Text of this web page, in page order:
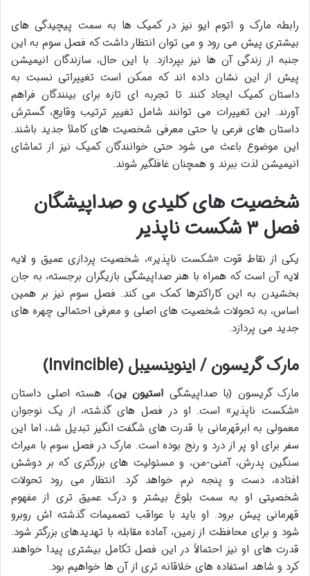
رابطه مارک و اتوم ایو نیز در کمیک ها به سمت پیچیدگی های
بیشتری پیش می رود و می توان انتظار داشت که فصل سوم به این
جنبه از زندگی آن ها نیز بپردازد. با این حال، سازندگان انیمیشن
پیش از این نشان داده اند که ممکن است تغییراتی نسبت به
داستان کمیک ایجاد کنند تا تجربه ای تازه برای بینندگان فراهم
آورند. این تغییرات می توانند شامل تغییر ترتیب وقایع، گسترش
داستان های فرعی یا حتی معرفی شخصیت های کاملاً جدید باشند.
این موضوع باعث می شود حتی خوانندگان کمیک نیز از تماشای
انیمیشن لذت ببرند و همچنان غافلگیر شوند.
شخصیت های کلیدی و صداپیشگان
فصل ۳ شکست ناپذیر
یکی از نقاط قوت «شکست ناپذیر»، شخصیت پردازی عمیق و لایه
لایه آن است که همراه با هنر صداپیشگی بازیگران برجسته، به جان
بخشیدن به این کاراکترها کمک می کند. فصل سوم نیز بر همین
اساس، به تحولات شخصیت های اصلی و معرفی احتمالی چهره های
جدید می پردازد.
مارک گریسون / اینوینسیبل (Invincible)
مارک گریسون (با صداپیشگی استیون ین)، هسته اصلی داستان
«شکست ناپذیر» است. او در فصل های گذشته، از یک نوجوان
معمولی به ابرقهرمانی با قدرت های شگفت انگیز تبدیل شد، اما این
سفر برای او پر از درد و رنج بوده است. مارک در فصل سوم با میراث
سنگین پدرش، آمنی-من، و مسئولیت های بزرگتری که بر دوشش
افتاده، دست و پنجه نرم خواهد کرد. انتظار می رود تحولات
شخصیتی او به سمت بلوغ بیشتر و درک عمیق تری از مفهوم
قهرمانی پیش برود. او باید با عواقب تصمیمات گذشته اش روبرو
شود و برای محافظت از زمین، آماده مقابله با تهدیدهای بزرگتر شود.
قدرت های او نیز احتمالاً در این فصل تکامل بیشتری پیدا خواهند
کرد و شاهد استفاده های خلاقانه تری از آن ها خواهیم بود.